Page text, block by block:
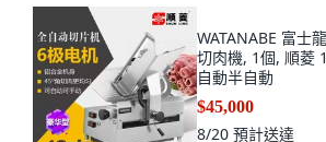
WATANABE 富士
切肉機, 1個, 順菱
自動半自動
$45,000
8/20 預計送達